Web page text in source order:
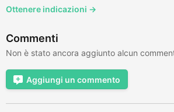
Ottenere indicazioni →
Commenti
Non è stato ancora aggiunto alcun
Aggiungi un commento